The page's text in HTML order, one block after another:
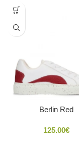
Berlin Red
125.00€